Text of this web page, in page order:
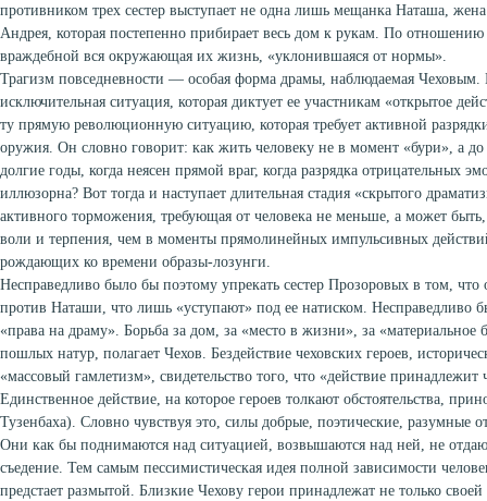
противником трех сестер выступает не одна лишь мещанка Наташа, жена
Андрея, которая постепенно прибирает весь дом к рукам. По отношению
враждебной вся окружающая их жизнь, «уклонившаяся от нормы».
Трагизм повседневности — особая форма драмы, наблюдаемая Чеховым.
исключительная ситуация, которая диктует ее участникам «открытое
ту прямую революционную ситуацию, которая требует активной
оружия. Он словно говорит: как жить человеку не в момент «бури», а до
долгие годы, когда неясен прямой враг, когда разрядка отрицательных
иллюзорна? Вот тогда и наступает длительная стадия «скрытого
активного торможения, требующая от человека не меньше, а может
воли и терпения, чем в моменты прямолинейных импульсивных
рождающих ко времени образы-лозунги.
Несправедливо было бы поэтому упрекать сестер Прозоровых в том,
против Наташи, что лишь «уступают» под ее натиском. Несправедливо
«права на драму». Борьба за дом, за «место в жизни», за «материальное
пошлых натур, полагает Чехов. Бездействие чеховских героев,
«массовый гамлетизм», свидетельство того, что «действие
Единственное действие, на которое героев толкают обстоятельства,
Тузенбаха). Словно чувствуя это, силы добрые, поэтические, разумные
Они как бы поднимаются над ситуацией, возвышаются над ней, не
съедение. Тем самым пессимистическая идея полной зависимости
предстает размытой. Близкие Чехову герои принадлежат не только